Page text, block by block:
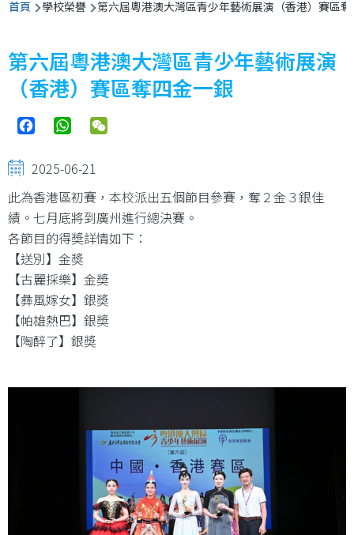
航
連
結
首頁 學校榮譽 第六屆粵港澳大灣區青少年藝術展演（香港）賽區
第六屆粵港澳大灣區青少年藝術展演
（香港）賽區奪四金一銀
FacebookWhatsApp
2025-06-21
此為香港區初賽，本校派出五個節目參賽，奪２金３銀佳
績。七月底將到廣州進行總決賽。
各節目的得奬詳情如下：
【送別】金奬
【古麗採樂】金奬
【彝風嫁女】銀奬
【帕雄熱巴】銀奬
【陶醉了】銀奬